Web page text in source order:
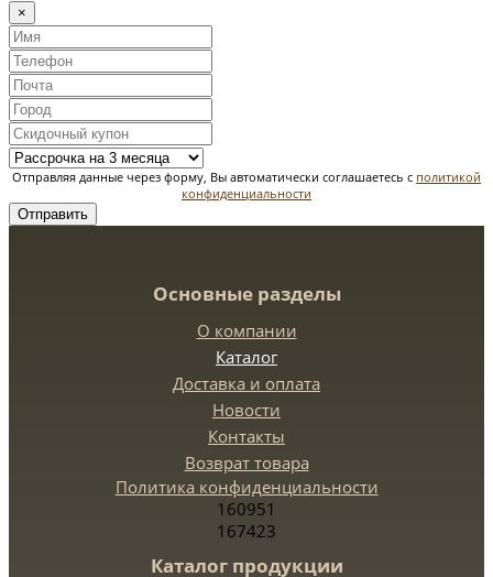
×
Отправляя данные через форму, Вы автоматически соглашаетесь с политикой
конфиденциальности
Отправить
Основные разделы
О компании
Каталог
Доставка и оплата
Новости
Контакты
Возврат товара
Политика конфиденциальности
160951
167423
Каталог продукции